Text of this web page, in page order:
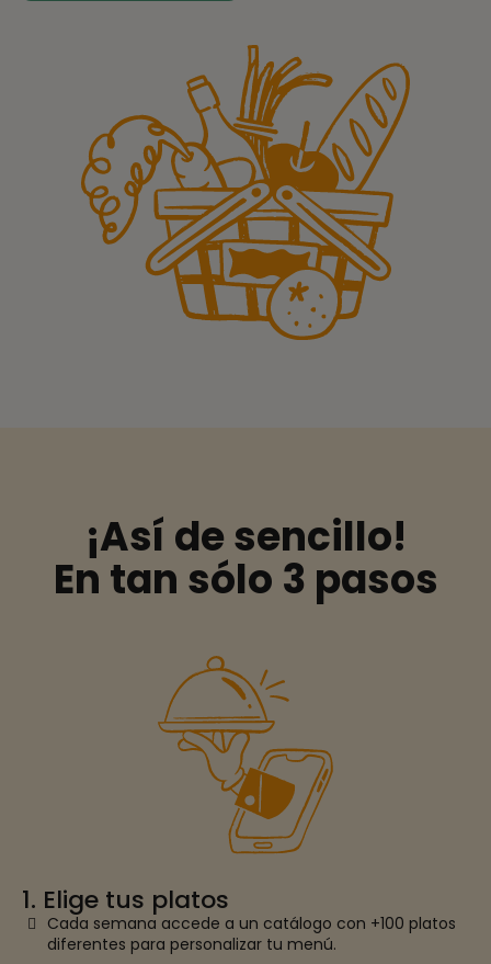
¡Así de sencillo!
En tan sólo 3 pasos
1. Elige tus platos
Cada semana accede a un catálogo con +100 platos
diferentes para personalizar tu menú.